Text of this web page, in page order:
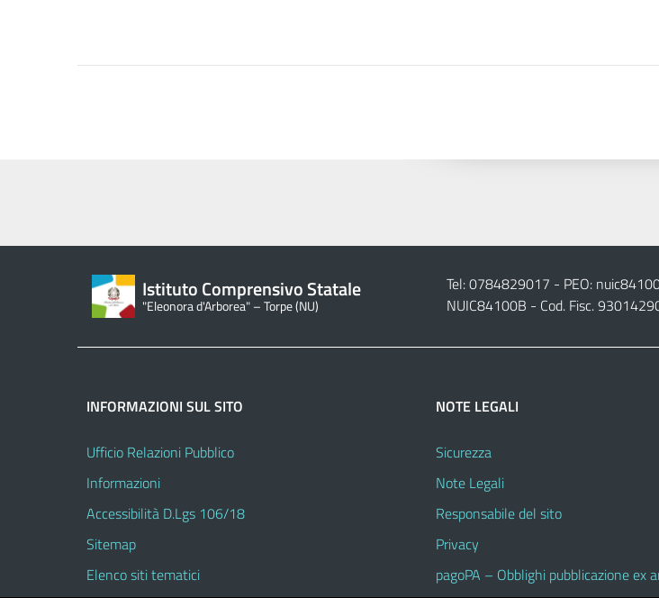
Istituto Comprensivo Statale
"Eleonora d'Arborea" – Torpe (NU)
Tel: 0784829017 - PEO:
NUIC84100B - Cod. Fisc.
INFORMAZIONI SUL SITO
Ufficio Relazioni Pubblico
Informazioni
Accessibilità D.Lgs 106/18
Sitemap
Elenco siti tematici
NOTE LEGALI
Sicurezza
Note Legali
Responsabile del sito
Privacy
pagoPA – Obblighi pubblicazione ex